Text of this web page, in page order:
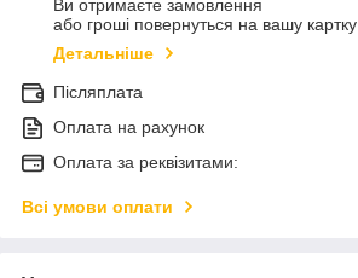
Ви отримаєте замовлення
або гроші повернуться на вашу картку
Детальніше
Післяплата
Оплата на рахунок
Оплата за реквізитами:
Всі умови оплати